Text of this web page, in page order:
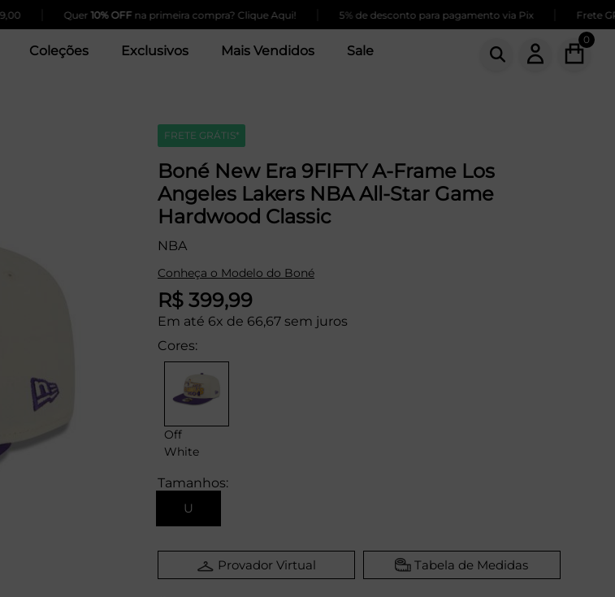
| 10% OFFna primeira compra? Clique Aqui! | 5% de desconto para pagamento via Pix | Frete
Coleções Exclusivos Mais Vendidos Sale
0
FRETE GRÁTIS*
Boné New Era 9FIFTY A-Frame Los
Angeles Lakers NBA All-Star Game
Hardwood Classic
NBA
Conheça o Modelo do Boné
R$ 399,99
Em até 6x de 66,67 sem juros
Cores:
Off
White
Tamanhos:
U
Provador Virtual Tabela de Medidas